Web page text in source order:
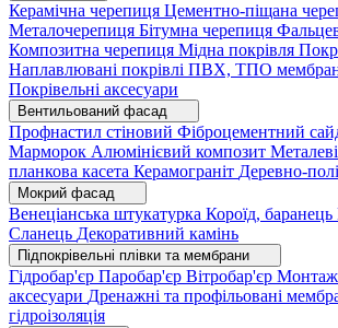
Керамічна черепиця Цементно-піщана
Металочерепиця Бітумна черепиця
Композитна черепиця Мідна покрівля
Наплавлювані покрівлі ПВХ, ТПО
Покрівельні аксесуари
Вентильований фасад
Профнастил стіновий Фіброцементний
Марморок Алюмінієвий композит
планкова касета Керамограніт Деревно-
Мокрий фасад
Венеціанська штукатурка Короїд, баранець
Сланець Декоративний камінь
Підпокрівельні плівки та мембрани
Гідробар'єр Паробар'єр Вітробар'єр
аксесуари Дренажні та профільовані
гідроізоляція